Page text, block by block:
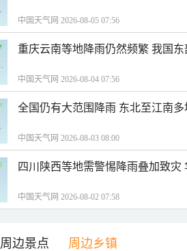
中国天气网 2026-08-05 07:56
重庆云南等地降雨仍然频繁 我国
中国天气网 2026-08-04 07:56
全国仍有大范围降雨 东北至江南
中国天气网 2026-08-03 08:00
四川陕西等地需警惕降雨叠加致
中国天气网 2026-08-02 07:58
周边景点 周边乡镇